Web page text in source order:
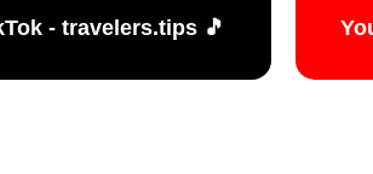
🎵 TikTok - travelers.tips